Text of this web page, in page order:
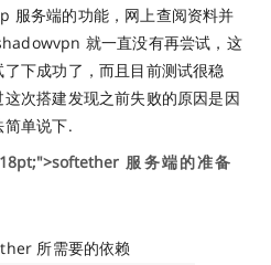
服务端的功能，网上查阅资料并
就一直没有再尝试，这
下成功了，而且目前测试很稳
次搭建发现之前失败的原因是因
简单说下.
服务端的准备
所需要的依赖